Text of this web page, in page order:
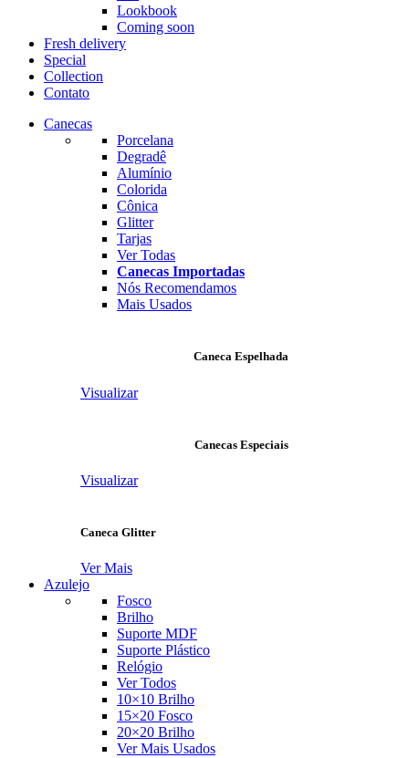
Lookbook
Coming soon
Fresh delivery
Special
Collection
Contato
Canecas
Porcelana
Degradê
Alumínio
Colorida
Cônica
Glitter
Tarjas
Ver Todas
Canecas Importadas
Nós Recomendamos
Mais Usados
Caneca Espelhada
Visualizar
Canecas Especiais
Visualizar
Caneca Glitter
Ver Mais
Azulejo
Fosco
Brilho
Suporte MDF
Suporte Plástico
Relógio
Ver Todos
10×10 Brilho
15×20 Fosco
20×20 Brilho
Ver Mais Usados